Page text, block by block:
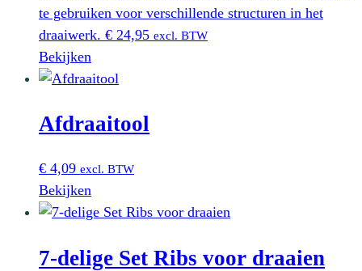
te gebruiken voor verschillende structuren in het
draaiwerk. € 24,95 excl. BTW
Bekijken
Afdraaitool
€ 4,09 excl. BTW
Bekijken
7-delige Set Ribs voor draaien